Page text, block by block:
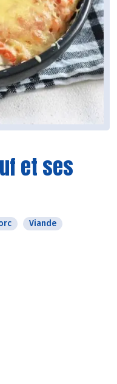
et ses
Viande